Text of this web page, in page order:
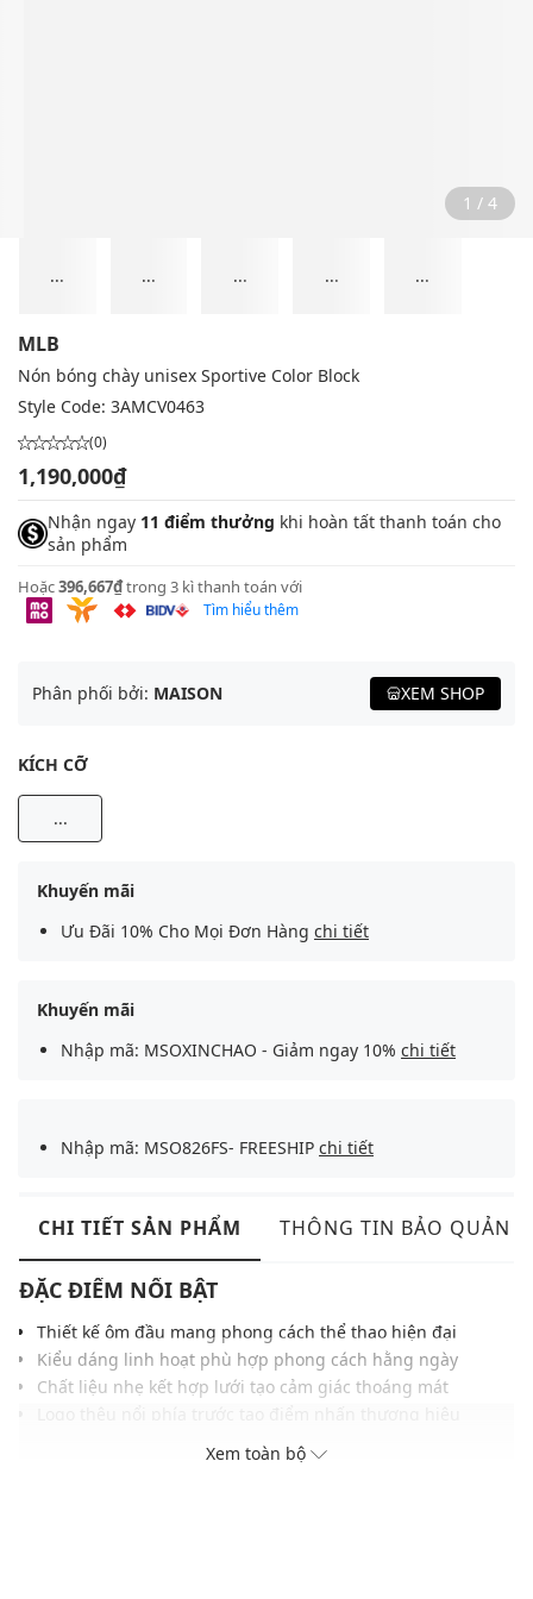
2 / 4
... ... ... ... ...
MLB
Nón bóng chày unisex Sportive Color Block
Style Code: 3AMCV0463
(0)
1,190,000₫
Nhận ngay 11 điểm thưởng khi hoàn tất thanh toán cho
sản phẩm
Hoặc396,667₫trong 3 kì thanh toán với
Tìm hiểu thêm
Phân phối bởi: MAISON XEM SHOP
KÍCH CỠ
...
Khuyến mãi
Ưu Đãi 10% Cho Mọi Đơn Hàng chi tiết
Khuyến mãi
Nhập mã: MSOXINCHAO - Giảm ngay 10% chi tiết
Nhập mã: MSO826FS- FREESHIP chi tiết
CHI TIẾT SẢN PHẨM THÔNG TIN BẢO QUẢN
ĐẶC ĐIỂM NỔI BẬT
Thiết kế ôm đầu mang phong cách thể thao hiện đại
Kiểu dáng linh hoạt phù hợp phong cách hằng ngày
Chất liệu nhẹ kết hợp lưới tạo cảm giác thoáng mát
Phần lưới sau hỗ trợ lưu thông không khí hiệu quả
Vành cong chắc chắn giúp che nắng và giữ phom tốt
Xem toàn bộ